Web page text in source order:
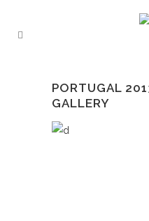
PORTUGAL
GALLERY